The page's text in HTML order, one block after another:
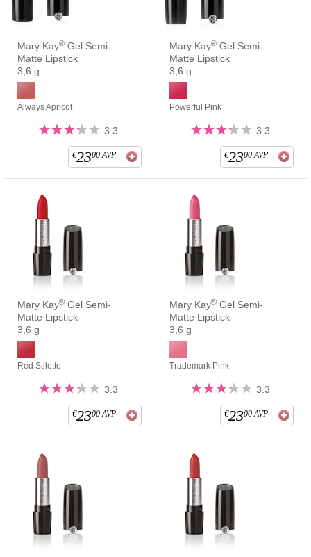
Mary Kay® Gel Semi-
Matte Lipstick
3,6 g
Always Apricot
3.3
€2300 AVP
Mary Kay® Gel Semi-
Matte Lipstick
3,6 g
Powerful Pink
3.3
€2300 AVP
Mary Kay® Gel Semi-
Matte Lipstick
3,6 g
Red Stiletto
3.3
€2300 AVP
Mary Kay® Gel Semi-
Matte Lipstick
3,6 g
Trademark Pink
3.3
€2300 AVP